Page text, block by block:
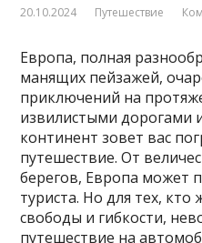
20.10.2024 Путешествие
Европа, полная
манящих пейзажей,
приключений на
извилистыми дорогами
континент зовет вас
путешествие. От
берегов, Европа может
туриста. Но для тех,
свободы и гибкости,
путешествие на